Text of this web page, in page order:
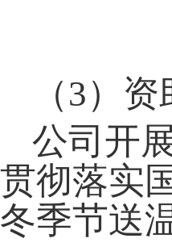
（3）
公司开
贯彻落实
冬季节送